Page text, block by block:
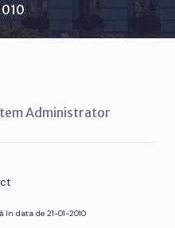
Administrator
data de 21-01-2010